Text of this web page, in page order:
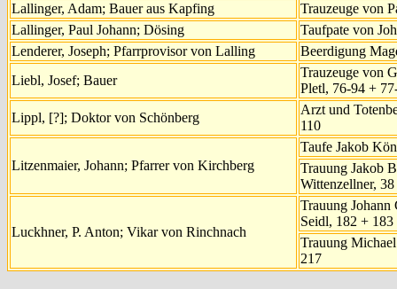
Lallinger, Adam; Bauer aus Kapfing
Trauzeuge von
Lallinger, Paul Johann; Dösing
Taufpate von
Lenderer, Joseph; Pfarrprovisor von Lalling
Beerdigung
Liebl, Josef; Bauer
Trauzeuge von
Pletl, 76-94 +
Lippl, [?]; Doktor von Schönberg
Arzt und
110
Litzenmaier, Johann; Pfarrer von Kirchberg
Taufe Jakob
Trauung Jakob
Wittenzellner,
Luckhner, P. Anton; Vikar von Rinchnach
Trauung
Seidl, 182 + 183
Trauung
217